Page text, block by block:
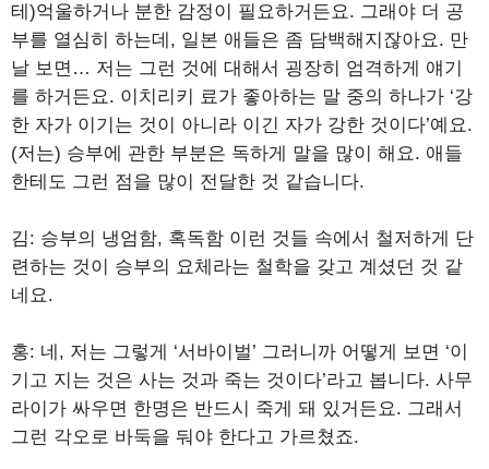
테)억울하거나 분한 감정이 필요하거든요. 그래야 더 공
부를 열심히 하는데, 일본 애들은 좀 담백해지잖아요. 만
날 보면… 저는 그런 것에 대해서 굉장히 엄격하게 얘기
를 하거든요. 이치리키 료가 좋아하는 말 중의 하나가 ‘강
한 자가 이기는 것이 아니라 이긴 자가 강한 것이다’예요.
(저는) 승부에 관한 부분은 독하게 말을 많이 해요. 애들
한테도 그런 점을 많이 전달한 것 같습니다.
김: 승부의 냉엄함, 혹독함 이런 것들 속에서 철저하게 단
련하는 것이 승부의 요체라는 철학을 갖고 계셨던 것 같
네요.
홍: 네, 저는 그렇게 ‘서바이벌’ 그러니까 어떻게 보면 ‘이
기고 지는 것은 사는 것과 죽는 것이다’라고 봅니다. 사무
라이가 싸우면 한명은 반드시 죽게 돼 있거든요. 그래서
그런 각오로 바둑을 둬야 한다고 가르쳤죠.